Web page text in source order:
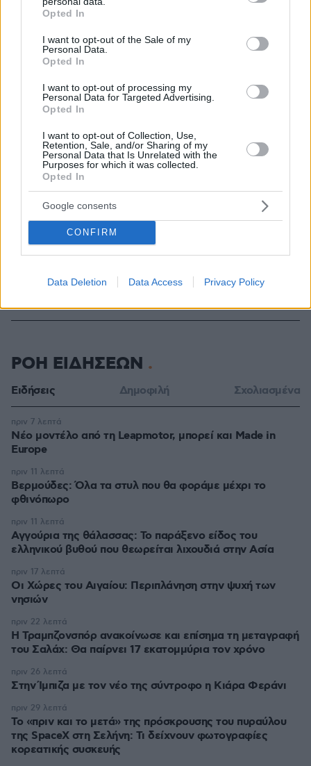
grant or deny consent to Google and its third-party tags to
use your data for below specified purposes in below Google
consent section.
Opted In
I want to opt-out of the Sale of my
Personal Data.
Opted In
I want to opt-out of processing my
Personal Data for Targeted Advertising.
Opted In
I want to opt-out of Collection, Use,
Retention, Sale, and/or Sharing of my
Personal Data that Is Unrelated with the
Purposes for which it was collected.
Opted In
Google consents
CONFIRM
Data Deletion Data Access Privacy Policy
Το DEI College παρουσιάζει τη Sophia. Την πρώτη 24/7
βοηθό AI που αλλάζει τον τρόπο με τον οποίο μαθαίνουν οι
φοιτητές
30.07.2026, 09:33
Η Smart φοιτητική κατοικία στην καρδιά της Αθήνας
03.08.2026, 10:56
29.07.2026, 09:39
ΡΟΗ ΕΙΔΗΣΕΩΝ
Ειδήσεις Δημοφιλή Σχολιασμένα
Νέο μοντέλο από τη Leapmotor, μπορεί και Made in
Europe
πριν 7 λεπτά
Βερμούδες: Όλα τα στυλ που θα φοράμε μέχρι το
φθινόπωρο
πριν 11 λεπτά
Αγγούρια της θάλασσας: Το παράξενο είδος του
ελληνικού βυθού που θεωρείται λιχουδιά στην Ασία
πριν 11 λεπτά
Οι Xώρες του Αιγαίου: Περιπλάνηση στην ψυχή των
νησιών
πριν 17 λεπτά
Η Τραμπζονσπόρ ανακοίνωσε και επίσημα τη μεταγραφή
του Σαλάχ: Θα παίρνει 17 εκατομμύρια τον χρόνο
πριν 22 λεπτά
Στην Ίμπιζα με τον νέο της σύντροφο η Κιάρα Φεράνι
πριν 26 λεπτά
Το «πριν και το μετά» της πρόσκρουσης του πυραύλου
της SpaceX στη Σελήνη: Τι δείχνουν φωτογραφίες
κορεατικής συσκευής
πριν 29 λεπτά